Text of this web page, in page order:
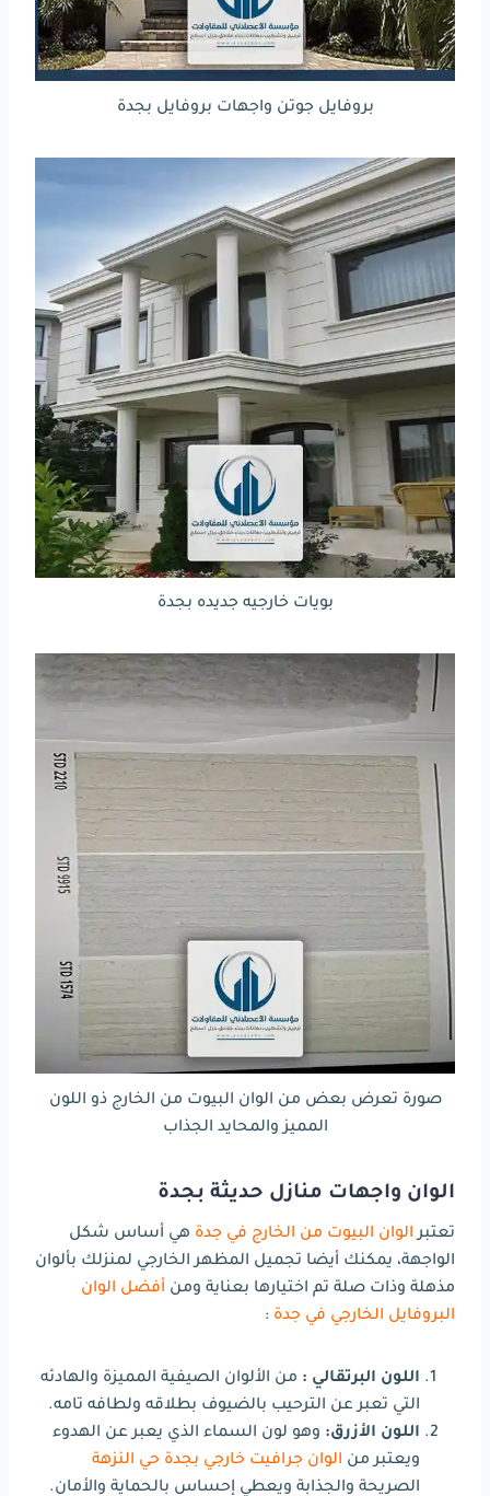
بروفايل جوتن واجهات بروفايل بجدة
بويات خارجيه جديده بجدة
صورة تعرض بعض من الوان البيوت من الخارج ذو اللون
المميز والمحايد الجذاب
الوان واجهات منازل حديثة بجدة
تعتبرالوان البيوت من الخارج في جدة هي أساس شكل
الواجهة، يمكنك أيضا تجميل المظهر الخارجي لمنزلك بألوان
مذهلة وذات صلة تم اختيارها بعناية ومن أفضل الوان
البروفايل الخارجي في جدة :
اللون البرتقالي : من الألوان الصيفية المميزة والهادئه
التي تعبر عن الترحيب بالضيوف بطلاقه ولطافه تامه.
اللون الأزرق: وهو لون السماء الذي يعبر عن الهدوء
ويعتبر من الوان جرافيت خارجي بجدة حي النزهة
الصريحة والجذابة ويعطي إحساس بالحماية والأمان.